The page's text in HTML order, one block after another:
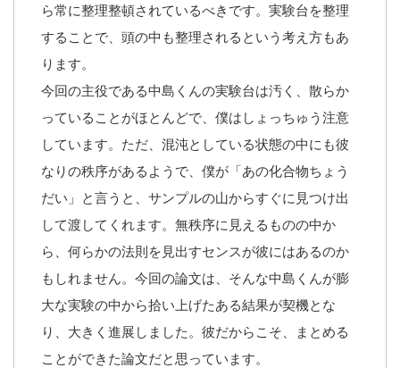
ら常に整理整頓されているべきです。実験台を整理
することで、頭の中も整理されるという考え方もあ
ります。
今回の主役である中島くんの実験台は汚く、散らか
っていることがほとんどで、僕はしょっちゅう注意
しています。ただ、混沌としている状態の中にも彼
なりの秩序があるようで、僕が「あの化合物ちょう
だい」と言うと、サンプルの山からすぐに見つけ出
して渡してくれます。無秩序に見えるものの中か
ら、何らかの法則を見出すセンスが彼にはあるのか
もしれません。今回の論文は、そんな中島くんが膨
大な実験の中から拾い上げたある結果が契機とな
り、大きく進展しました。彼だからこそ、まとめる
ことができた論文だと思っています。